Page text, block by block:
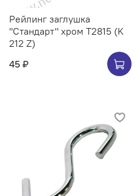
Рейлинг заглушка
"Стандарт" хром Т2815 (K
212 Z)
45 ₽